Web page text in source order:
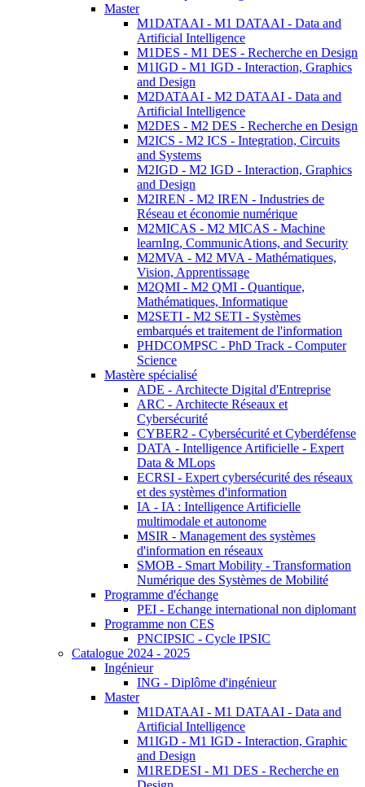
Master
M1DATAAI - M1 DATAAI - Data and
Artificial Intelligence
M1DES - M1 DES - Recherche en Design
M1IGD - M1 IGD - Interaction, Graphics
and Design
M2DATAAI - M2 DATAAI - Data and
Artificial Intelligence
M2DES - M2 DES - Recherche en Design
M2ICS - M2 ICS - Integration, Circuits
and Systems
M2IGD - M2 IGD - Interaction, Graphics
and Design
M2IREN - M2 IREN - Industries de
Réseau et économie numérique
M2MICAS - M2 MICAS - Machine
learnIng, CommunicAtions, and Security
M2MVA - M2 MVA - Mathématiques,
Vision, Apprentissage
M2QMI - M2 QMI - Quantique,
Mathématiques, Informatique
M2SETI - M2 SETI - Systèmes
embarqués et traitement de l'information
PHDCOMPSC - PhD Track - Computer
Science
Mastère spécialisé
ADE - Architecte Digital d'Entreprise
ARC - Architecte Réseaux et
Cybersécurité
CYBER2 - Cybersécurité et Cyberdéfense
DATA - Intelligence Artificielle - Expert
Data & MLops
ECRSI - Expert cybersécurité des réseaux
et des systèmes d'information
IA - IA : Intelligence Artificielle
multimodale et autonome
MSIR - Management des systèmes
d'information en réseaux
SMOB - Smart Mobility - Transformation
Numérique des Systèmes de Mobilité
Programme d'échange
PEI - Echange international non diplomant
Programme non CES
PNCIPSIC - Cycle IPSIC
Catalogue 2024 - 2025
Ingénieur
ING - Diplôme d'ingénieur
Master
M1DATAAI - M1 DATAAI - Data and
Artificial Intelligence
M1IGD - M1 IGD - Interaction, Graphic
and Design
M1REDESI - M1 DES - Recherche en